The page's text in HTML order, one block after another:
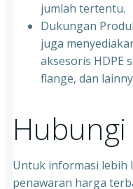
jumlah tertentu.
Dukungan
juga
aksesoris HDPE
flange, dan
Hubungi
Untuk informasi lebih
penawaran harga